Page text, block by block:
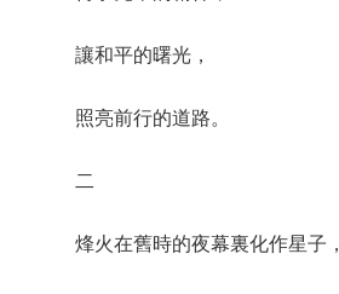
讓和平的曙光，
照亮前行的道路。
二
烽火在舊時的夜幕裏化作星子，